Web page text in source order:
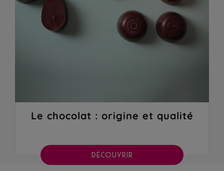
Le chocolat : origine et qualité
DÉCOUVRIR